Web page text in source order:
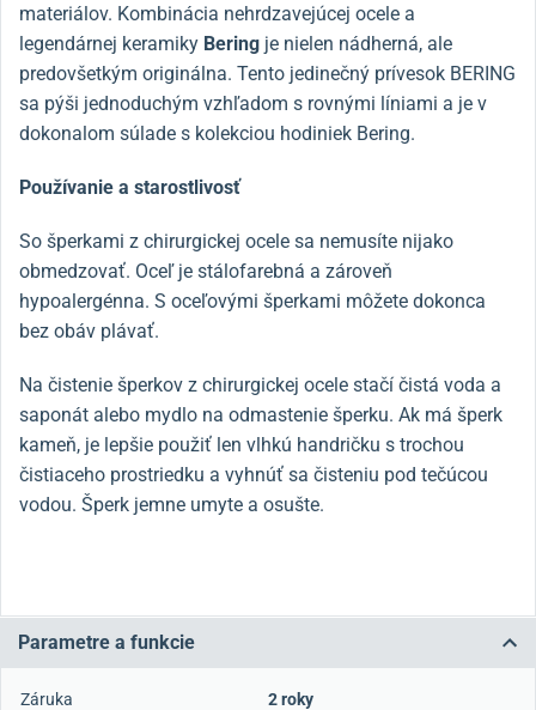
materiálov. Kombinácia nehrdzavejúcej ocele a
legendárnej keramiky Bering je nielen nádherná, ale
predovšetkým originálna. Tento jedinečný prívesok BERING
sa pýši jednoduchým vzhľadom s rovnými líniami a je v
dokonalom súlade s kolekciou hodiniek Bering.
Používanie a starostlivosť
So šperkami z chirurgickej ocele sa nemusíte nijako
obmedzovať. Oceľ je stálofarebná a zároveň
hypoalergénna. S oceľovými šperkami môžete dokonca
bez obáv plávať.
Na čistenie šperkov z chirurgickej ocele stačí čistá voda a
saponát alebo mydlo na odmastenie šperku. Ak má šperk
kameň, je lepšie použiť len vlhkú handričku s trochou
čistiaceho prostriedku a vyhnúť sa čisteniu pod tečúcou
vodou. Šperk jemne umyte a osušte.
Parametre a funkcie
Záruka
2 roky